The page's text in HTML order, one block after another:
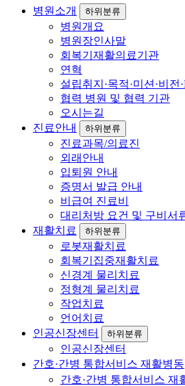
병원소개 하위분류
병원개요
병원장인사말
회복기재활의료기관
연혁
설립취지·목적·미션·비전
협력 병원 및 협력 기관
오시는길
진료안내
하위분류
진료과목/의료진
외래안내
입퇴원 안내
증명서 발급 안내
비급여 진료비
대리처방 요건 및 구비서
재활치료
하위분류
로봇재활치료
회복기집중재활치료
신경계 물리치료
정형계 물리치료
작업치료
언어치료
인공신장센터
하위분류
인공신장센터
간호·간병 통합서비스 재활병동
간호·간병 통합서비스 재